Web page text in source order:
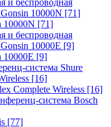
и беспроводная
10000N [71]
10000N [71]
и беспроводная
10000E [9]
10000E [9]
система Shure
[16]
Complete Wireless [16]
система Bosch
[77]